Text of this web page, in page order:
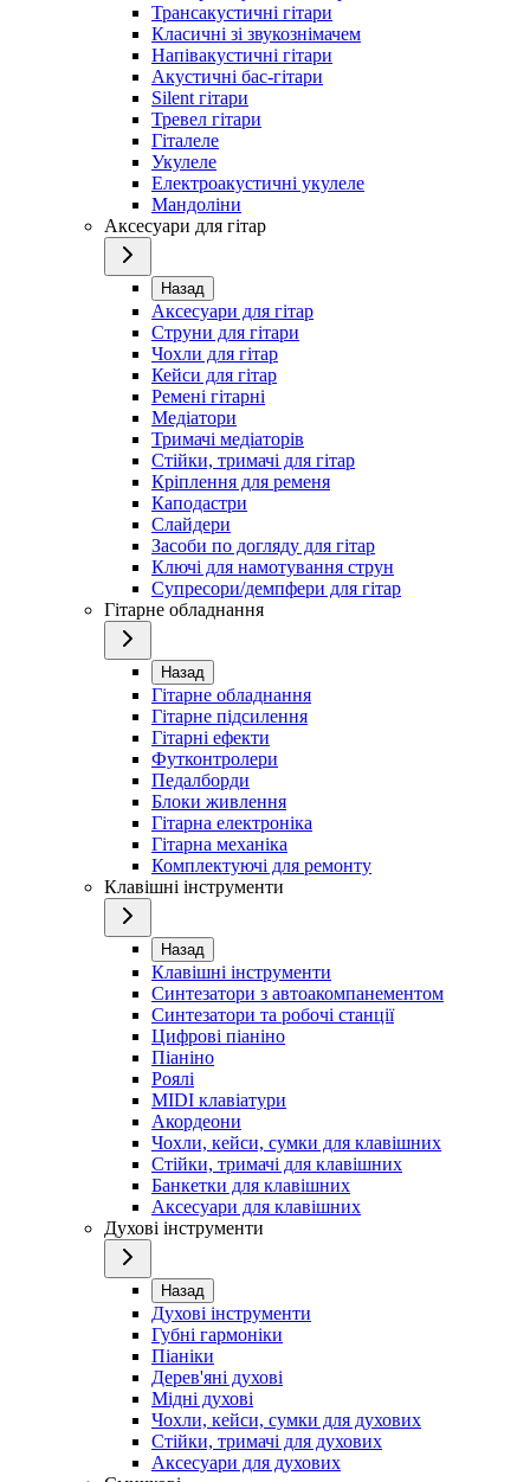
Трансакустичні гітари
Класичні зі звукознімачем
Напівакустичні гітари
Акустичні бас-гітари
Silent гітари
Тревел гітари
Гіталеле
Укулеле
Електроакустичні укулеле
Мандоліни
Аксесуари для гітар
Назад
Аксесуари для гітар
Струни для гітари
Чохли для гітар
Кейси для гітар
Ремені гітарні
Медіатори
Тримачі медіаторів
Стійки, тримачі для гітар
Кріплення для ременя
Каподастри
Слайдери
Засоби по догляду для гітар
Ключі для намотування струн
Супресори/демпфери для гітар
Гітарне обладнання
Назад
Гітарне обладнання
Гітарне підсилення
Гітарні ефекти
Футконтролери
Педалборди
Блоки живлення
Гітарна електроніка
Гітарна механіка
Комплектуючі для ремонту
Клавішні інструменти
Назад
Клавішні інструменти
Синтезатори з автоакомпанементом
Синтезатори та робочі станції
Цифрові піаніно
Піаніно
Роялі
MIDI клавіатури
Акордеони
Чохли, кейси, сумки для клавішних
Стійки, тримачі для клавішних
Банкетки для клавішних
Аксесуари для клавішних
Духові інструменти
Назад
Духові інструменти
Губні гармоніки
Піаніки
Дерев'яні духові
Мідні духові
Чохли, кейси, сумки для духових
Стійки, тримачі для духових
Аксесуари для духових